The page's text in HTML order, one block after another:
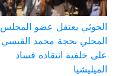
الحوثي يعتقل عضو المجلس
المحلي بحجة محمد القيسي
على خلفية انتقاده فساد
الميليشيا